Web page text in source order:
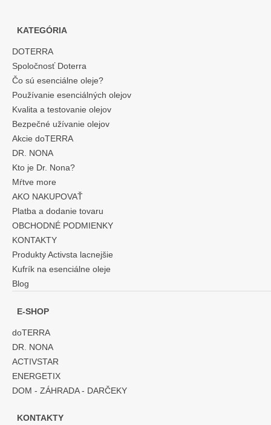
KATEGÓRIA
DOTERRA
Spoločnosť Doterra
Čo sú esenciálne oleje?
Používanie esenciálných olejov
Kvalita a testovanie olejov
Bezpečné užívanie olejov
Akcie doTERRA
DR. NONA
Kto je Dr. Nona?
Mŕtve more
AKO NAKUPOVAŤ
Platba a dodanie tovaru
OBCHODNÉ PODMIENKY
KONTAKTY
Produkty Activsta lacnejšie
Kufrík na esenciálne oleje
Blog
E-SHOP
doTERRA
DR. NONA
ACTIVSTAR
ENERGETIX
DOM - ZÁHRADA - DARČEKY
KONTAKTY